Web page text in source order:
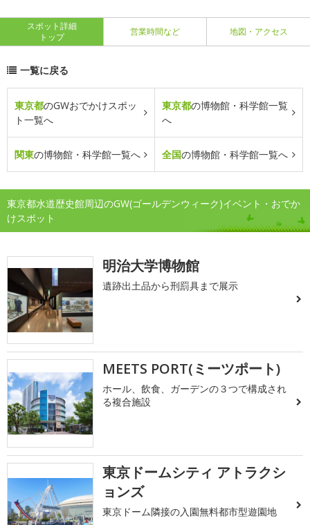
スポット詳細
トップ
営業時間など 地図・アクセス
一覧に戻る
東京都のGWおでかけスポッ
ト一覧へ
東京都の博物館・科学館一覧
へ
関東の博物館・科学館一覧へ 全国の博物館・科学館一覧へ
東京都水道歴史館周辺のGW(ゴールデンウィーク)イベント・おでか
けスポット
明治大学博物館
遺跡出土品から刑罰具まで展示
MEETS PORT(ミーツポート)
ホール、飲食、ガーデンの３つで構成され
る複合施設
東京ドームシティ アトラクシ
ョンズ
東京ドーム隣接の入園無料都市型遊園地